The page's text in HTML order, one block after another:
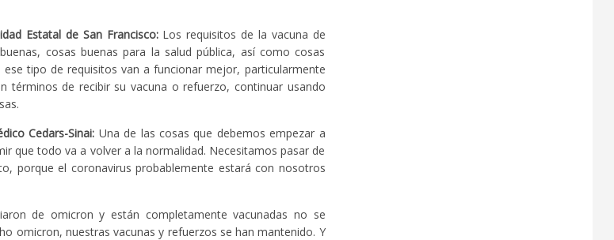
Estatal de San Francisco:Los requisitos de la vacuna de
cosas buenas para la salud pública, así como cosas
tipo de requisitos van a funcionar mejor, particularmente
términos de recibir su vacuna o refuerzo, continuar usando
Cedars-Sinai: Una de las cosas que debemos empezar a
que todo va a volver a la normalidad. Necesitamos pasar de
porque el coronavirus probablemente estará con nosotros
de omicron y están completamente vacunadas no se
omicron, nuestras vacunas y refuerzos se han mantenido. Y